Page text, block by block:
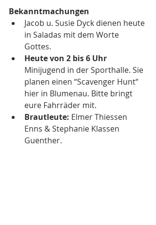
Bekanntmachungen
Jacob u. Susie Dyck dienen heute
in Saladas mit dem Worte
Gottes.
Heute von 2 bis 6 Uhr
Minijugend in der Sporthalle. Sie
planen einen “Scavenger Hunt“
hier in Blumenau. Bitte bringt
eure Fahrräder mit.
Brautleute: Elmer Thiessen
Enns & Stephanie Klassen
Guenther.